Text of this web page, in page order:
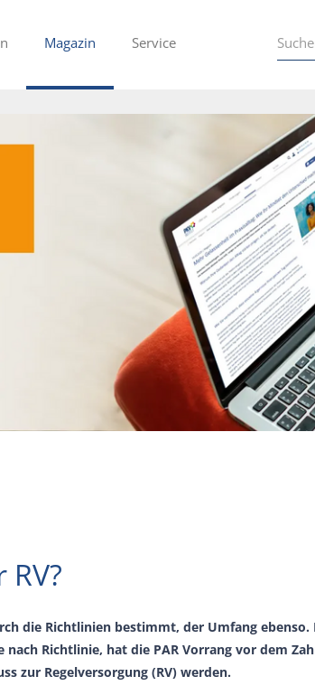
Magazin Service
die Richtlinien bestimmt, der Umfang
Richtlinie, hat die PAR Vorrang vor dem
zur Regelversorgung (RV) werden.